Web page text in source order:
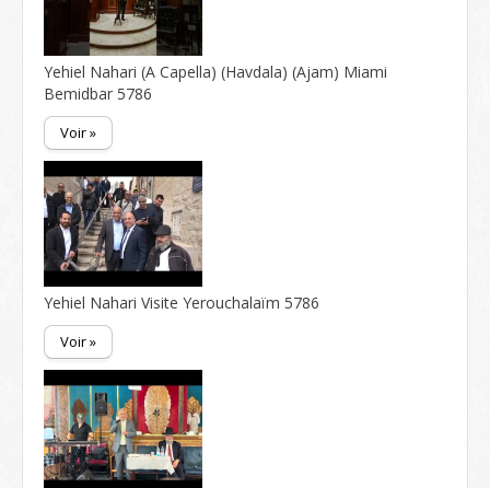
Yehiel Nahari (A Capella) (Havdala) (Ajam) Miami
Bemidbar 5786
Voir »
Yehiel Nahari Visite Yerouchalaïm 5786
Voir »